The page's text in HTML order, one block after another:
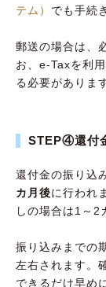
テム） でも手続
郵送の場合は、
お、e-Taxを利
る必要がありま
STEP④還付
還付金の振り込
カ月後に行われ
しの場合は1～2
振り込みまでの
左右されます。
できるだけ早め